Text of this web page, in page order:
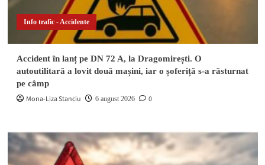
Info trafic - Accidente
Accident în lanț pe DN 72 A, la Dragomirești. O
autoutilitară a lovit două mașini, iar o șoferiță s-a răsturnat
pe câmp
Mona-Liza Stanciu 6 august 2026 0